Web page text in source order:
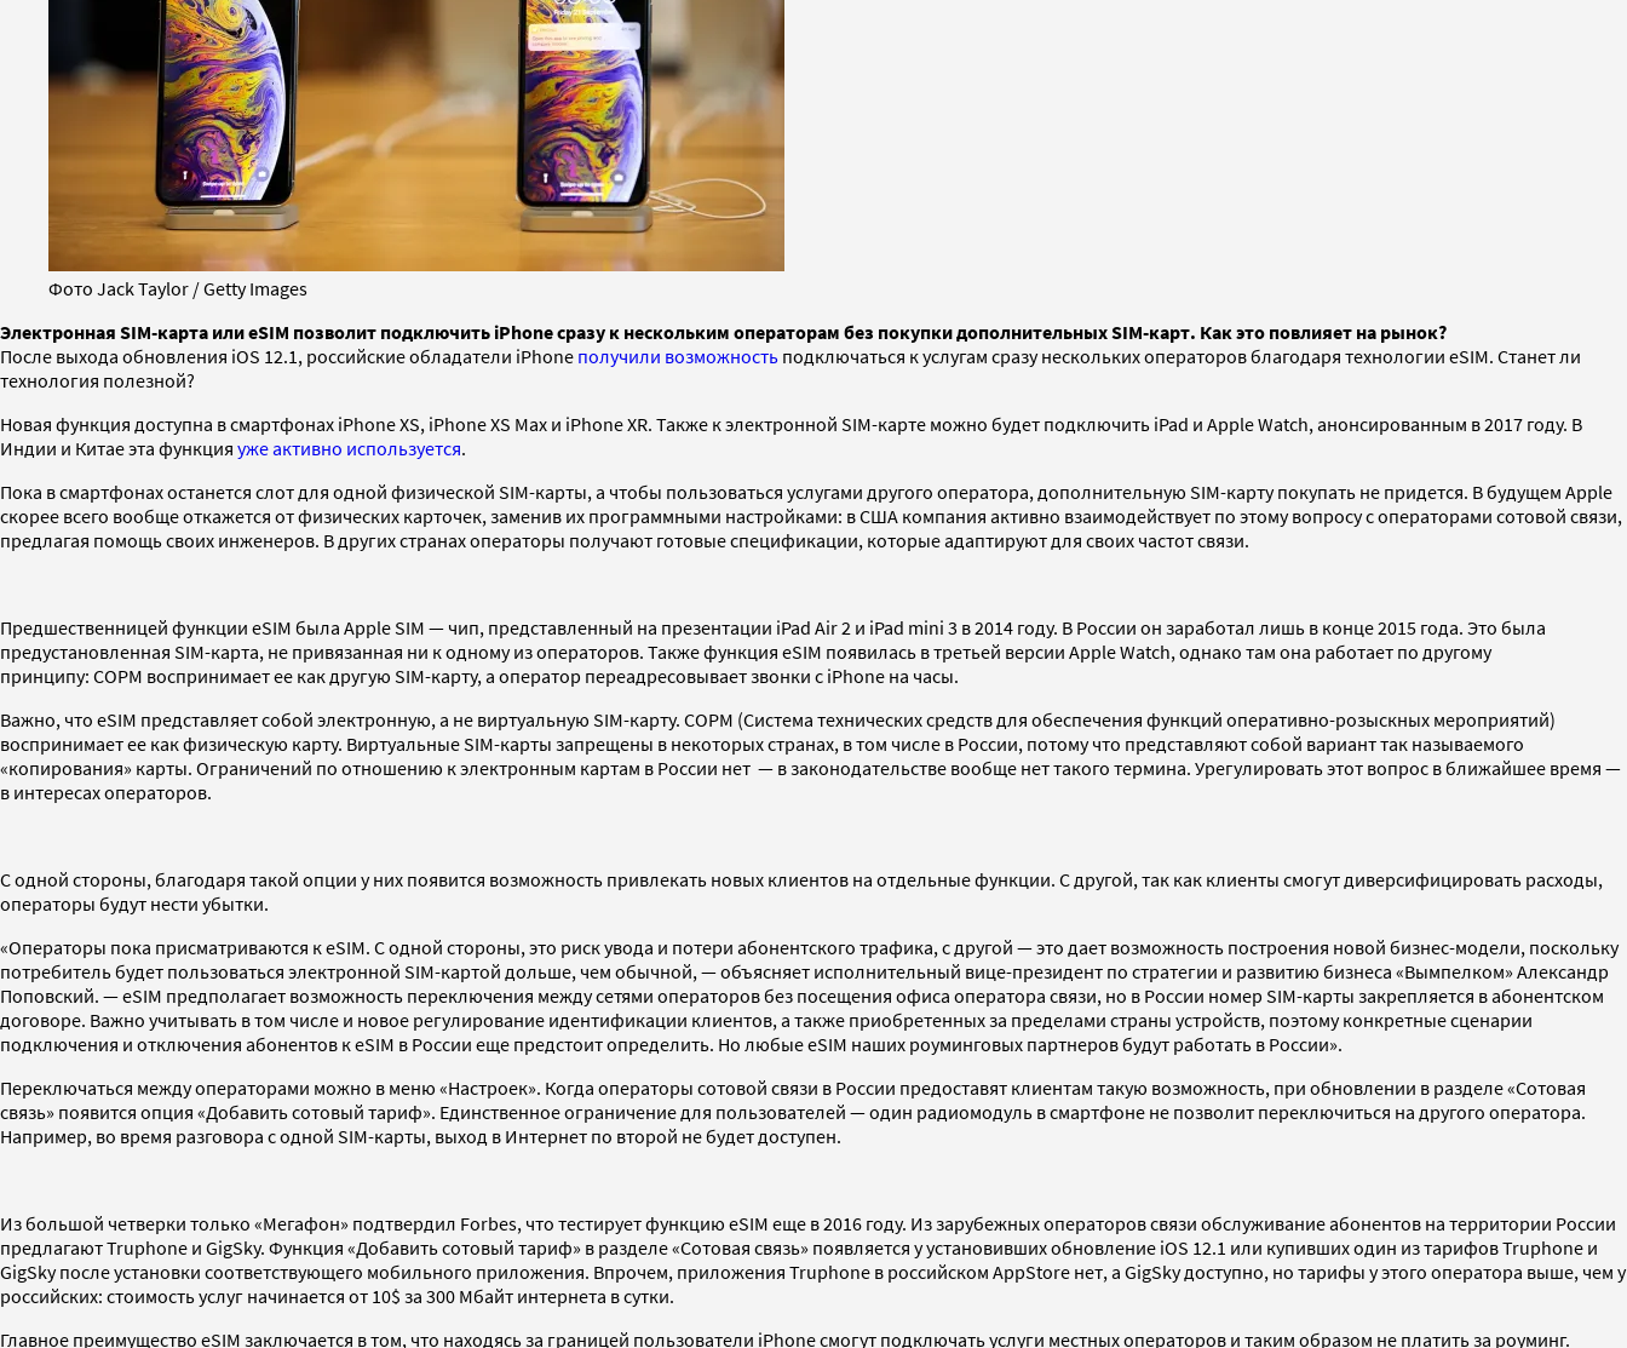
Фото Jack Taylor / Getty Images
Электронная SIM-карта или eSIM позволит подключить iPhone сразу к нескольким операторам без покупки дополнительных SIM-карт. Как это повлияет на рынок?
После выхода обновления iOS 12.1, российские обладатели iPhone получили возможность подключаться к услугам сразу нескольких операторов благодаря технологии eSIM. Станет ли
технология полезной?
Новая функция доступна в смартфонах iPhone XS, iPhone XS Max и iPhone XR. Также к электронной SIM-карте можно будет подключить iPad и Apple Watch, анонсированным в 2017 году. В
Индии и Китае эта функция уже активно используется.
Пока в смартфонах останется слот для одной физической SIM-карты, а чтобы пользоваться услугами другого оператора, дополнительную SIM-карту покупать не придется. В будущем Apple
скорее всего вообще откажется от физических карточек, заменив их программными настройками: в США компания активно взаимодействует по этому вопросу с операторами сотовой связи,
предлагая помощь своих инженеров. В других странах операторы получают готовые спецификации, которые адаптируют для своих частот связи.
Предшественницей функции eSIM была Apple SIM — чип, представленный на презентации iPad Air 2 и iPad mini 3 в 2014 году. В России он заработал лишь в конце 2015 года. Это была
предустановленная SIM-карта, не привязанная ни к одному из операторов. Также функция eSIM появилась в третьей версии Apple Watch, однако там она работает по другому
принципу: СОРМ воспринимает ее как другую SIM-карту, а оператор переадресовывает звонки с iPhone на часы.
Важно, что eSIM представляет собой электронную, а не виртуальную SIM-карту. СОРМ (Система технических средств для обеспечения функций оперативно-розыскных мероприятий)
воспринимает ее как физическую карту. Виртуальные SIM-карты запрещены в некоторых странах, в том числе в России, потому что представляют собой вариант так называемого
«копирования» карты. Ограничений по отношению к электронным картам в России нет — в законодательстве вообще нет такого термина. Урегулировать этот вопрос в ближайшее время —
в интересах операторов.
С одной стороны, благодаря такой опции у них появится возможность привлекать новых клиентов на отдельные функции. С другой, так как клиенты смогут диверсифицировать расходы,
операторы будут нести убытки.
«Операторы пока присматриваются к eSIM. С одной стороны, это риск увода и потери абонентского трафика, с другой — это дает возможность построения новой бизнес-модели, поскольку
потребитель будет пользоваться электронной SIM-картой дольше, чем обычной, — объясняет исполнительный вице-президент по стратегии и развитию бизнеса «Вымпелком» Александр
Поповский. — eSIM предполагает возможность переключения между сетями операторов без посещения офиса оператора связи, но в России номер SIM-карты закрепляется в абонентском
договоре. Важно учитывать в том числе и новое регулирование идентификации клиентов, а также приобретенных за пределами страны устройств, поэтому конкретные сценарии
подключения и отключения абонентов к eSIM в России еще предстоит определить. Но любые eSIM наших роуминговых партнеров будут работать в России».
Переключаться между операторами можно в меню «Настроек». Когда операторы сотовой связи в России предоставят клиентам такую возможность, при обновлении в разделе «Сотовая
связь» появится опция «Добавить сотовый тариф». Единственное ограничение для пользователей — один радиомодуль в смартфоне не позволит переключиться на другого оператора.
Например, во время разговора с одной SIM-карты, выход в Интернет по второй не будет доступен.
Из большой четверки только «Мегафон» подтвердил Forbes, что тестирует функцию eSIM еще в 2016 году. Из зарубежных операторов связи обслуживание абонентов на территории России
предлагают Truphone и GigSky. Функция «Добавить сотовый тариф» в разделе «Сотовая связь» появляется у установивших обновление iOS 12.1 или купивших один из тарифов Truphone и
GigSky после установки соответствующего мобильного приложения. Впрочем, приложения Truphone в российском AppStore нет, а GigSky доступно, но тарифы у этого оператора выше, чем у
российских: стоимость услуг начинается от 10$ за 300 Мбайт интернета в сутки.
Главное преимущество eSIM заключается в том, что находясь за границей пользователи iPhone смогут подключать услуги местных операторов и таким образом не платить за роуминг.